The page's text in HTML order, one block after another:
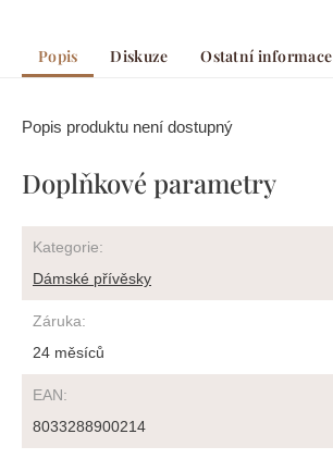
Popis Diskuze Ostatní informace
Popis produktu není dostupný
Doplňkové parametry
Kategorie:
Dámské přívěsky
Záruka:
24 měsíců
EAN:
8033288900214